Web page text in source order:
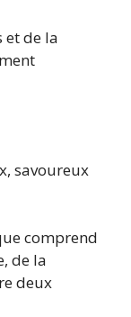
et de la
savoureux
comprend
de la
deux